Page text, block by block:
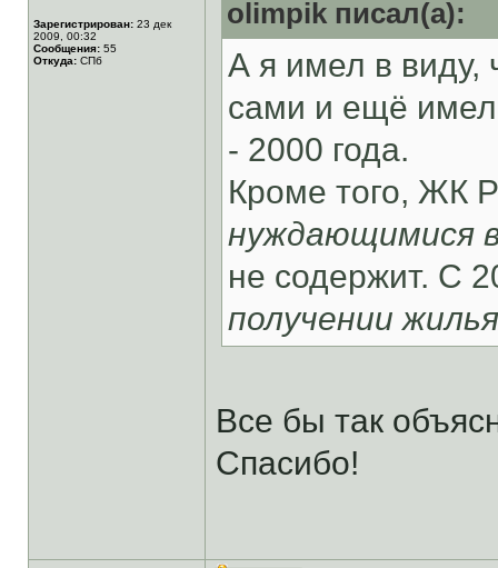
Зарегистрирован: 23 дек
2009, 00:32
Сообщения: 55
Откуда: СПб
olimpik писал(а):
А я имел в виду,
сами и ещё
- 2000 года.
Кроме того, ЖК
нуждающимися
не содержит. С
получении жилья
Все бы так
Спасибо!